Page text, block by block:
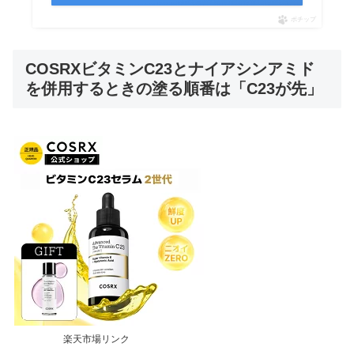
ポチップ
COSRXビタミンC23とナイアシンアミド
を併用するときの塗る順番は「C23が先」
楽天市場リンク